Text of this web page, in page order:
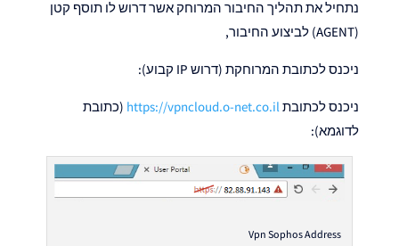
נתחיל את תהליך החיבור המרוחק אשר דרוש לו תוסף קטן
(AGENT) לביצוע החיבור,
ניכנס לכתובת המרוחקת (דרוש IP קבוע):
ניכנס לכתובתhttps://vpncloud.o-net.co.il (כתובת
לדוגמא):
Vpn Sophos Address